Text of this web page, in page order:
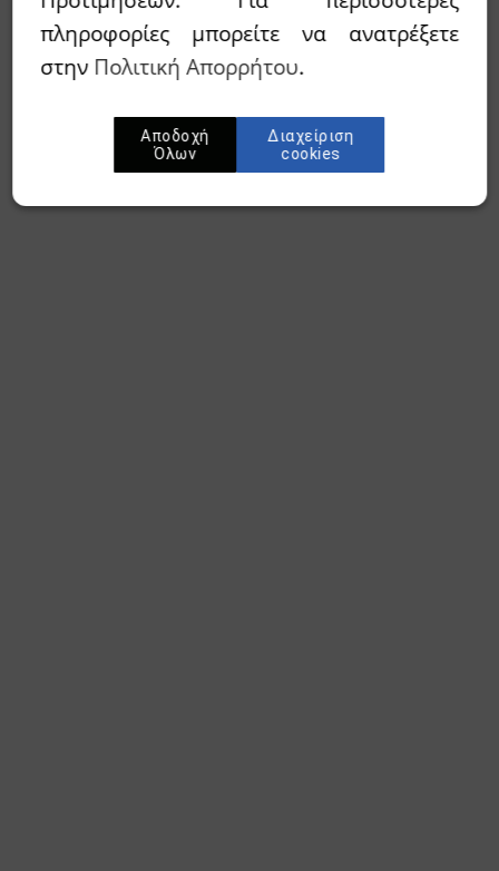
πληροφορίες μπορείτε να ανατρέξετε
στην Πολιτική Απορρήτου.
Αποδοχή
Όλων
Διαχείριση
cookies